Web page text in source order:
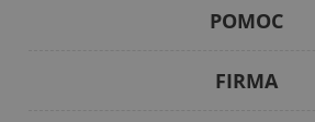
POMOC
FIRMA